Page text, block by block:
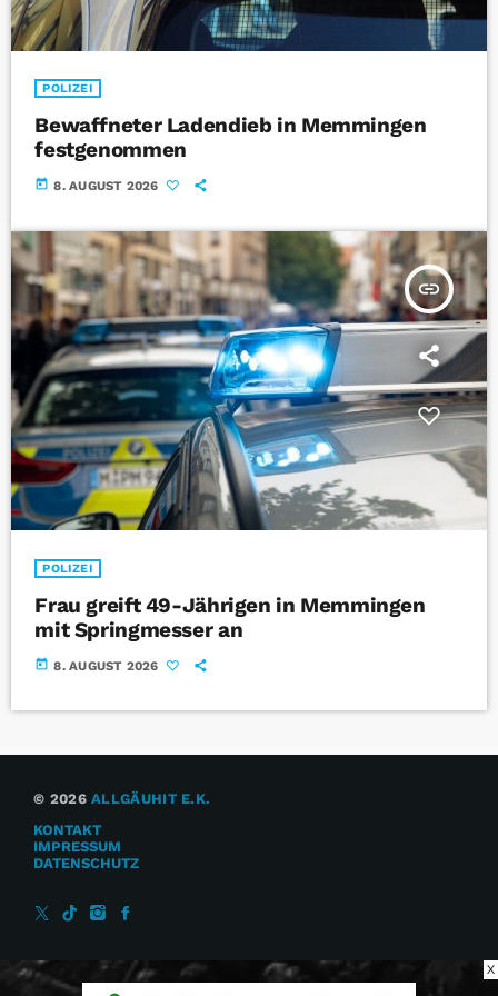
POLIZEI
Bewaffneter Ladendieb in Memmingen
festgenommen
today 8. AUGUST 2026
insert_link
POLIZEI
Frau greift 49-Jährigen in Memmingen
mit Springmesser an
today 8. AUGUST 2026
© 2026ALLGÄUHIT E.K.
KONTAKT
IMPRESSUM
DATENSCHUTZ
X